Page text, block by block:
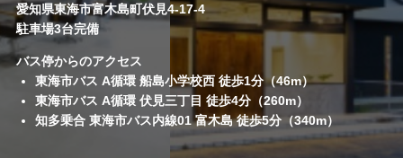
愛知県東海市富木島町伏見4-17-4
駐車場3台完備
バス停からのアクセス
東海市バス A循環 船島小学校西 徒歩1分（46m）
東海市バス A循環 伏見三丁目 徒歩4分（260m）
知多乗合 東海市バス内線01 富木島 徒歩5分（340m）